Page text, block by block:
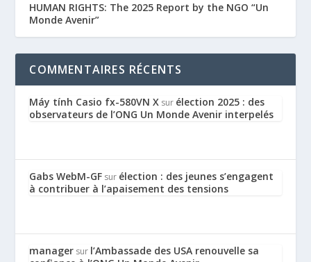
HUMAN RIGHTS: The 2025 Report by the NGO “Un
Monde Avenir”
COMMENTAIRES RÉCENTS
Máy tính Casio fx-580VN X sur élection 2025 : des
observateurs de l’ONG Un Monde Avenir interpelés
Gabs WebM-GF sur élection : des jeunes s’engagent
à contribuer à l’apaisement des tensions
manager sur l’Ambassade des USA renouvelle sa